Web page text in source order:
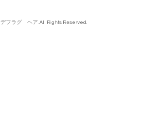
デフラグ ヘア . All Rights Reserved.